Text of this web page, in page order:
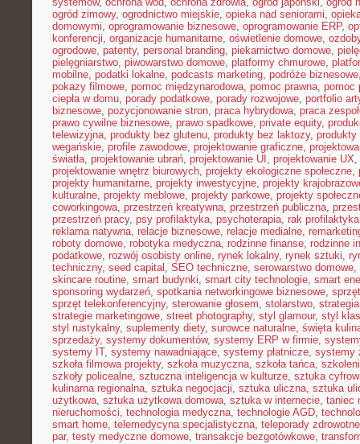
ogród zimowy, ogrodnictwo miejskie, opieka nad seniorami,
domowymi, oprogramowanie biznesowe, oprogramowanie ERP,
konferencji, organizacje humanitarne, oświetlenie domowe,
ogrodowe, patenty, personal branding, piekarnictwo domowe,
pielęgniarstwo, piwowarstwo domowe, platformy chmurowe,
mobilne, podatki lokalne, podcasts marketing, podróże biznesowe
pokazy filmowe, pomoc międzynarodowa, pomoc prawna, pomoc
ciepła w domu, porady podatkowe, porady rozwojowe, portfolio
biznesowe, pozycjonowanie stron, praca hybrydowa, praca
prawo cywilne biznesowe, prawo spadkowe, private equity,
telewizyjna, produkty bez glutenu, produkty bez laktozy, produkty
wegańskie, profile zawodowe, projektowanie graficzne,
światła, projektowanie ubrań, projektowanie UI , projektowanie UX,
projektowanie wnętrz biurowych, projekty ekologiczne społeczne,
projekty humanitarne, projekty inwestycyjne, projekty
kulturalne, projekty meblowe, projekty parkowe, projekty
coworkingowa, przestrzeń kreatywna, przestrzeń publiczna,
przestrzeń pracy, psy profilaktyka, psychoterapia, rak profilaktyka
reklama natywna, relacje biznesowe, relacje medialne,
roboty domowe, robotyka medyczna, rodzinne finanse, rodzinne
podatkowe, rozwój osobisty online, rynek lokalny, rynek sztuki,
techniczny, seed capital , SEO techniczne, serowarstwo domowe,
skincare routine, smart budynki, smart city technologie, smart
sponsoring wydarzeń, spotkania networkingowe biznesowe,
sprzęt telekonferencyjny, sterowanie głosem, stolarstwo,
strategie marketingowe, street photography, styl glamour, styl
styl rustykalny, suplementy diety, surowce naturalne, święta
sprzedaży, systemy dokumentów, systemy ERP w firmie,
systemy IT, systemy nawadniające, systemy płatnicze, systemy
szkoła filmowa projekty, szkoła muzyczna, szkoła tańca,
szkoły policealne, sztuczna inteligencja w kulturze, sztuka
kulinarna regionalna, sztuka negocjacji, sztuka uliczna, sztuka
użytkowa, sztuka użytkowa domowa, sztuka w internecie, taniec
nieruchomości, technologia medyczna, technologie AGD,
smart home, telemedycyna specjalistyczna, teleporady zdrowotne
par, testy medyczne domowe, transakcje bezgotówkowe,